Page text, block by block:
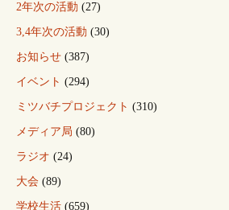
2年次の活動 (27)
3,4年次の活動 (30)
お知らせ (387)
イベント (294)
ミツバチプロジェクト (310)
メディア局 (80)
ラジオ (24)
大会 (89)
学校生活 (659)